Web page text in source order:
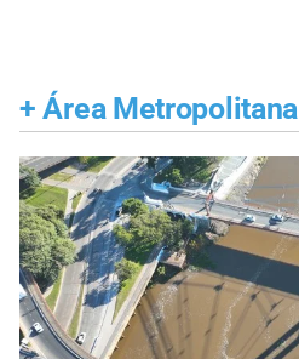
+ Área Metropolitana